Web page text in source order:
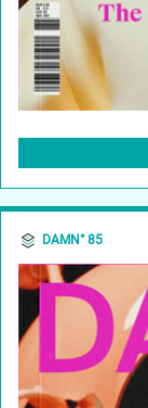
DAMN° 85 -
DAMN° 85